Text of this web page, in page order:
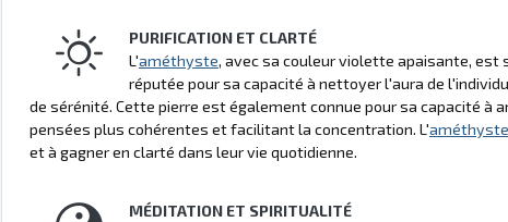
PURIFICATION ET CLARTÉ
L'améthyste, avec sa couleur violette apaisante,
réputée pour sa capacité à nettoyer l'aura de
de sérénité. Cette pierre est également connue pour sa capacité
pensées plus cohérentes et facilitant la concentration. L'améthyste
et à gagner en clarté dans leur vie quotidienne.
MÉDITATION ET SPIRITUALITÉ